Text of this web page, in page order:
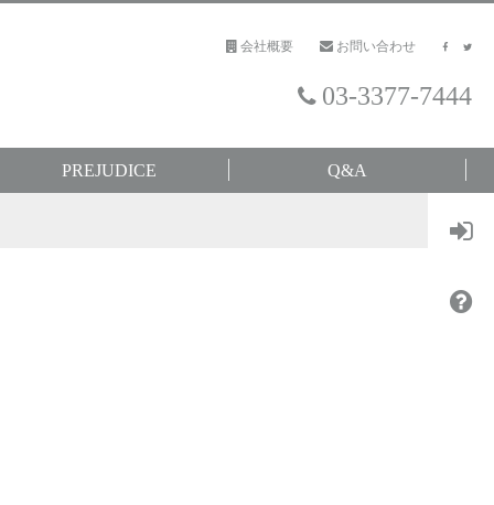
会社概要 お問い合わせ
03-3377-7444
PREJUDICE Q&A